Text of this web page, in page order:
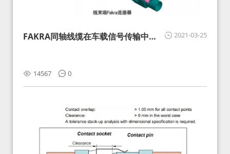
2021-03-25
FAKRA同轴线缆在车载信号传输中的
14567 0